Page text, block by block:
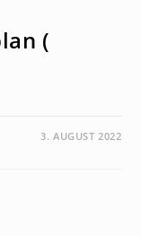
(
3. AUGUST 2022